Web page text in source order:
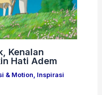
Kenalan
Hati Adem
& Motion
Inspirasi